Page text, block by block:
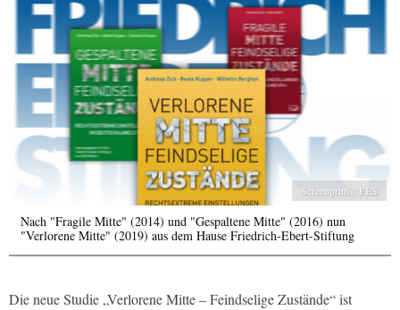
Screenprints: FES
Nach "Fragile Mitte" (2014) und "Gespaltene Mitte" (2016) nun
"Verlorene Mitte" (2019) aus dem Hause Friedrich-Ebert-Stiftung
Die neue Studie „Verlorene Mitte – Feindselige Zustände“ ist